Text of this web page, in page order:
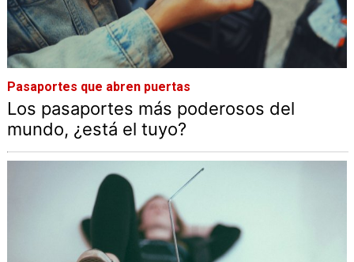
Pasaportes que abren puertas
Los pasaportes más poderosos del
mundo, ¿está el tuyo?